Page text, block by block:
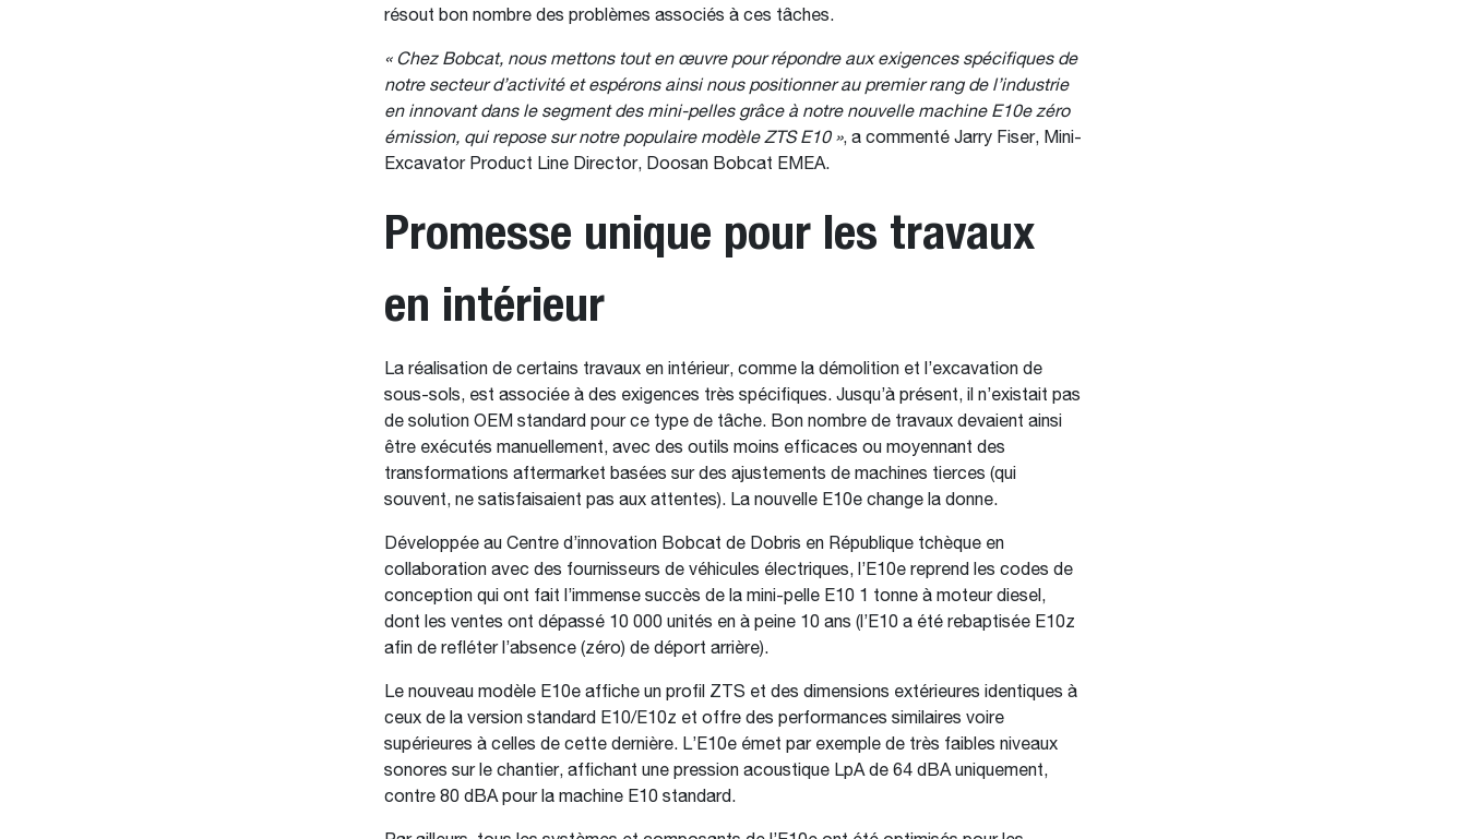
résout bon nombre des problèmes associés à ces tâches.
« Chez Bobcat, nous mettons tout en œuvre pour répondre aux exigences spécifiques de
notre secteur d’activité et espérons ainsi nous positionner au premier rang de l’industrie
en innovant dans le segment des mini-pelles grâce à notre nouvelle machine E10e zéro
émission, qui repose sur notre populaire modèle ZTS E10 », a commenté Jarry Fiser, Mini-
Excavator Product Line Director, Doosan Bobcat EMEA.
Promesse unique pour les travaux
en intérieur
La réalisation de certains travaux en intérieur, comme la démolition et l’excavation de
sous-sols, est associée à des exigences très spécifiques. Jusqu’à présent, il n’existait pas
de solution OEM standard pour ce type de tâche. Bon nombre de travaux devaient ainsi
être exécutés manuellement, avec des outils moins efficaces ou moyennant des
transformations aftermarket basées sur des ajustements de machines tierces (qui
souvent, ne satisfaisaient pas aux attentes). La nouvelle E10e change la donne.
Développée au Centre d’innovation Bobcat de Dobris en République tchèque en
collaboration avec des fournisseurs de véhicules électriques, l’E10e reprend les codes de
conception qui ont fait l’immense succès de la mini-pelle E10 1 tonne à moteur diesel,
dont les ventes ont dépassé 10 000 unités en à peine 10 ans (l’E10 a été rebaptisée E10z
afin de refléter l’absence (zéro) de déport arrière).
Le nouveau modèle E10e affiche un profil ZTS et des dimensions extérieures identiques à
ceux de la version standard E10/E10z et offre des performances similaires voire
supérieures à celles de cette dernière. L’E10e émet par exemple de très faibles niveaux
sonores sur le chantier, affichant une pression acoustique LpA de 64 dBA uniquement,
contre 80 dBA pour la machine E10 standard.